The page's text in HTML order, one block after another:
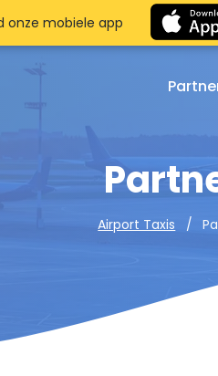
Airport Taxis
onze mobiele app